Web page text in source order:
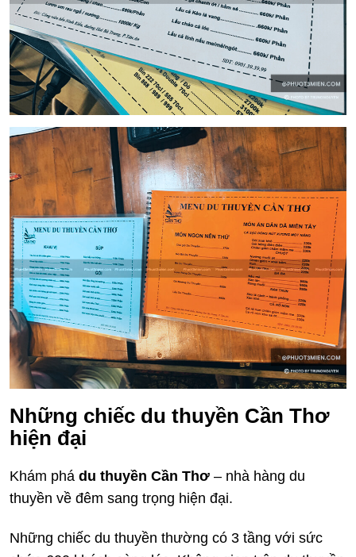
Những chiếc du thuyền Cần Thơ
hiện đại
Khám phá du thuyền Cần Thơ – nhà hàng du
thuyền về đêm sang trọng hiện đại.
Những chiếc du thuyền thường có 3 tầng với sức